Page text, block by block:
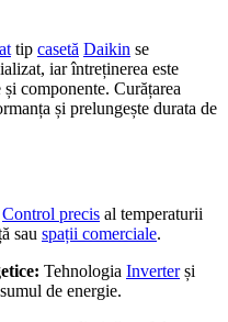
tip casetă Daikin se
iar întreținerea este
componente. Curățarea
și prelungește durata de
Control precis al temperaturii
sau spații comerciale.
Tehnologia Inverterși
de energie.